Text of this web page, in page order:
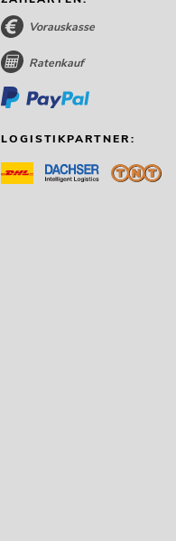
Vorauskasse
Ratenkauf
LOGISTIKPARTNER: